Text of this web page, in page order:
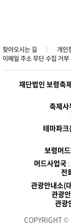
찾아오시는 길 개인
이메일 주소 무단 수집 거부
재단법인 보령축
축제사
테마파
보령머
머드사업국
전
관광안내소(
관광
관광
COPYRIGHT ©